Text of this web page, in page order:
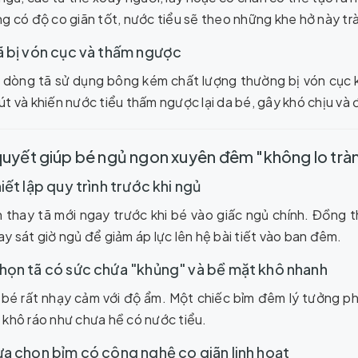
có độ co giãn tốt, nước tiểu sẽ theo những khe hở này
bị vón cục và thấm ngược
tã sử dụng bông kém chất lượng thường bị vón
và khiến nước tiểu thấm ngược lại da bé, gây khó chịu và
giúp bé ngủ ngon xuyên đêm "không lo
lập quy trình trước khi ngủ
thay tã mới ngay trước khi bé vào giấc ngủ chính. Đồng
sát giờ ngủ để giảm áp lực lên hệ bài tiết vào ban đêm.
tã có sức chứa "khủng" và bề mặt khô nhanh
rất nhạy cảm với độ ẩm. Một chiếc bỉm đêm lý tưởng
ráo như chưa hề có nước tiểu.
chọn bỉm có công nghệ co giãn linh hoạt